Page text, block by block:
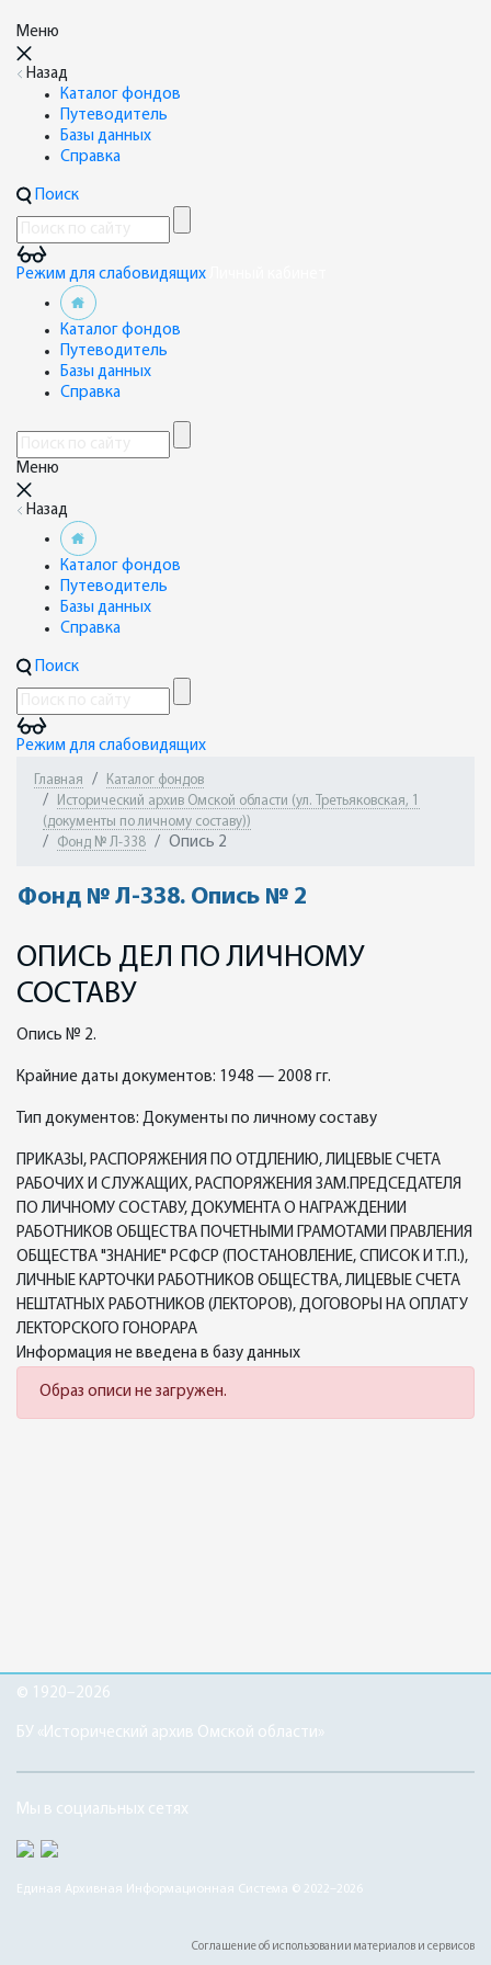
Меню
Назад
Каталог фондов
Путеводитель
Базы данных
Справка
Поиск
Режим для слабовидящих
Каталог фондов
Путеводитель
Базы данных
Справка
Меню
Назад
Каталог фондов
Путеводитель
Базы данных
Справка
Поиск
Режим для слабовидящих
Главная
Каталог фондов
Исторический архив Омской области (ул. Третьяковская, 1
(документы по личному составу))
Фонд № Л-338
Опись 2
Фонд № Л-338. Опись № 2
ОПИСЬ ДЕЛ ПО ЛИЧНОМУ
СОСТАВУ
Опись № 2.
Крайние даты документов: 1948 — 2008 гг.
Тип документов: Документы по личному составу
ПРИКАЗЫ, РАСПОРЯЖЕНИЯ ПО ОТДЛЕНИЮ, ЛИЦЕВЫЕ СЧЕТА
РАБОЧИХ И СЛУЖАЩИХ, РАСПОРЯЖЕНИЯ ЗАМ.ПРЕДСЕДАТЕЛЯ
ПО ЛИЧНОМУ СОСТАВУ, ДОКУМЕНТА О НАГРАЖДЕНИИ
РАБОТНИКОВ ОБЩЕСТВА ПОЧЕТНЫМИ ГРАМОТАМИ ПРАВЛЕНИЯ
ОБЩЕСТВА "ЗНАНИЕ" РСФСР (ПОСТАНОВЛЕНИЕ, СПИСОК И Т.П.),
ЛИЧНЫЕ КАРТОЧКИ РАБОТНИКОВ ОБЩЕСТВА, ЛИЦЕВЫЕ СЧЕТА
НЕШТАТНЫХ РАБОТНИКОВ (ЛЕКТОРОВ), ДОГОВОРЫ НА ОПЛАТУ
ЛЕКТОРСКОГО ГОНОРАРА
Информация не введена в базу данных
Образ описи не загружен.
© 1920–2026
БУ «Исторический архив Омской области»
Мы в социальных сетях
Единая Архивная Информационная Система © 2022–2026
Соглашение об использовании материалов и сервисов